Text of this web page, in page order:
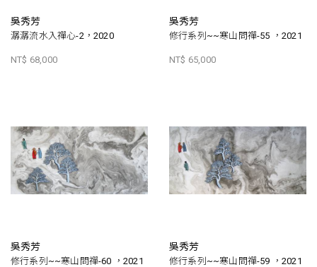
吳秀芳
潺潺流水入禪心-2，2020
NT$ 68,000
吳秀芳
修行系列~~寒山問禪-55 ，2021
NT$ 65,000
吳秀芳
修行系列~~寒山問禪-60 ，2021
吳秀芳
修行系列~~寒山問禪-59 ，2021